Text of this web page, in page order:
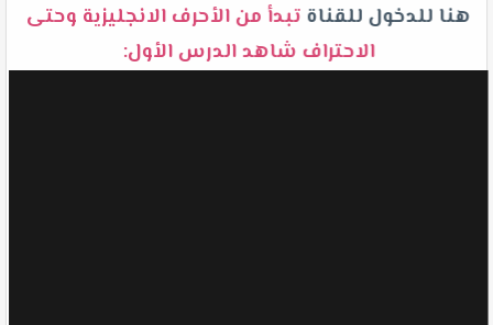
هنا للدخول للقناة تبدأ من الأحرف الانجليزية وحتى
الاحتراف شاهد الدرس الأول: